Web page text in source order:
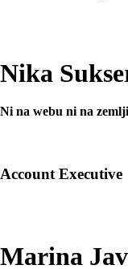
Nika
Ni na webu ni na zemlji
Account Executive
Marina